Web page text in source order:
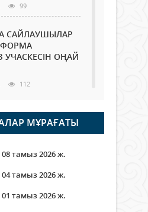
99
САЙЛАУШЫЛАР
УЧАСКЕСІН ОҢАЙ
112
облысы
20
етті
ҚАЛАЙ
МҰРАҒАТЫ
08 тамыз 2026 ж.
04 тамыз 2026 ж.
01 тамыз 2026 ж.